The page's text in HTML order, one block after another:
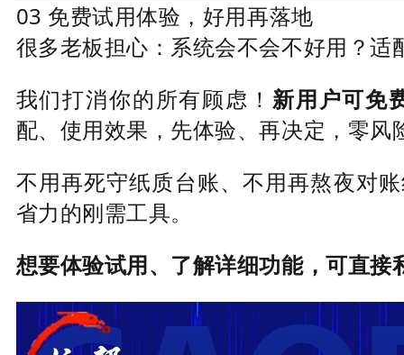
03 免费试用体验，好用再落地
很多老板担心：系统会不会不好用？适
我们打消你的所有顾虑！ 新用户可免
配、使用效果，先体验、再决定，零风
不用再死守纸质台账、不用再熬夜对
省力的刚需工具。
想要体验试用、了解详细功能，可直接